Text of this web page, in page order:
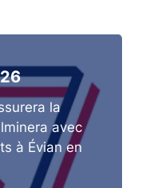
la
avec
à Évian en